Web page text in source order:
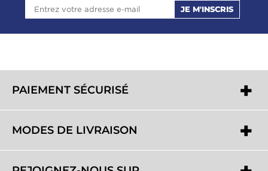
JE M'INSCRIS
PAIEMENT SÉCURISÉ
MODES DE LIVRAISON